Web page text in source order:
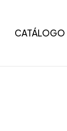
CATÁLOGO